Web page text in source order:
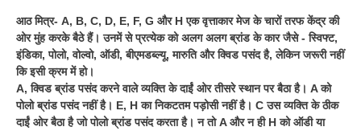
आठ मित्र- A, B, C, D, E, F, G और H एक वृत्ताकार मेज के चारों तरफ केंद्र की
ओर मुंह करके बैठे हैं। उनमें से प्रत्येक को अलग अलग ब्रांड के कार जैसे - स्विफ्ट,
इंडिका, पोलो, वोल्वो, ऑडी, बीएमडब्ल्यू, मारुति और क्विड पसंद है, लेकिन जरूरी नहीं
कि इसी क्रम में हो।
A, क्विड ब्रांड पसंद करने वाले व्यक्ति के दाईं ओर तीसरे स्थान पर बैठा है। A को
पोलो ब्रांड पसंद नहीं है। E, H का निकटतम पड़ोसी नहीं है। C उस व्यक्ति के ठीक
दाईं ओर बैठा है जो पोलो ब्रांड पसंद करता है। न तो A और न ही H को ऑडी या